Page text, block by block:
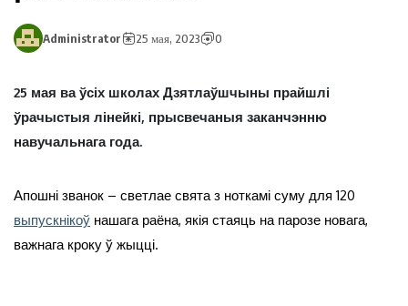
Administrator 25 мая, 2023 0
25 мая ва ўсіх школах Дзятлаўшчыны прайшлі
ўрачыстыя лінейкі, прысвечаныя заканчэнню
навучальнага года.
Апошні званок – светлае свята з ноткамі суму для 120
выпускнікоў нашага раёна, якія стаяць на парозе новага,
важнага кроку ў жыцці.